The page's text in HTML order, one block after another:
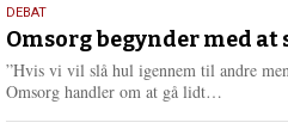
9.
juli
2026
DEBAT
Omsorg begynder med at
”Hvis vi vil slå hul igennem til andre
Omsorg handler om at gå lidt…